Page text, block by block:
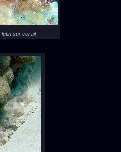
sur corail